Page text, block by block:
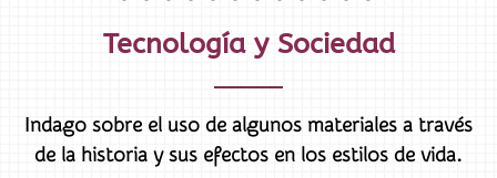
Tecnología y Sociedad
Indago sobre el uso de algunos materiales a través
de la historia y sus efectos en los estilos de vida.